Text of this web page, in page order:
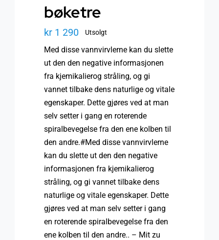
bøketre
kr 1 290 Utsolgt
Med disse vannvirvlerne kan du slette
ut den den negative informasjonen
fra kjemikalierog stråling, og gi
vannet tilbake dens naturlige og vitale
egenskaper. Dette gjøres ved at man
selv setter i gang en roterende
spiralbevegelse fra den ene kolben til
den andre.#Med disse vannvirvlerne
kan du slette ut den den negative
informasjonen fra kjemikalierog
stråling, og gi vannet tilbake dens
naturlige og vitale egenskaper. Dette
gjøres ved at man selv setter i gang
en roterende spiralbevegelse fra den
ene kolben til den andre.. – Mit zu